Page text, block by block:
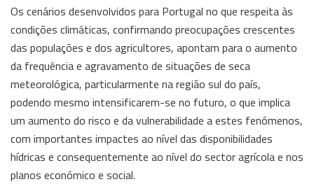
Os cenários desenvolvidos para Portugal no que respeita às
condições climáticas, confirmando preocupações crescentes
das populações e dos agricultores, apontam para o aumento
da frequência e agravamento de situações de seca
meteorológica, particularmente na região sul do país,
podendo mesmo intensificarem-se no futuro, o que implica
um aumento do risco e da vulnerabilidade a estes fenómenos,
com importantes impactes ao nível das disponibilidades
hídricas e consequentemente ao nível do sector agrícola e nos
planos económico e social.